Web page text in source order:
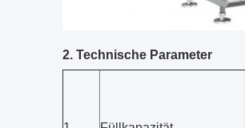
2. Technische Parameter